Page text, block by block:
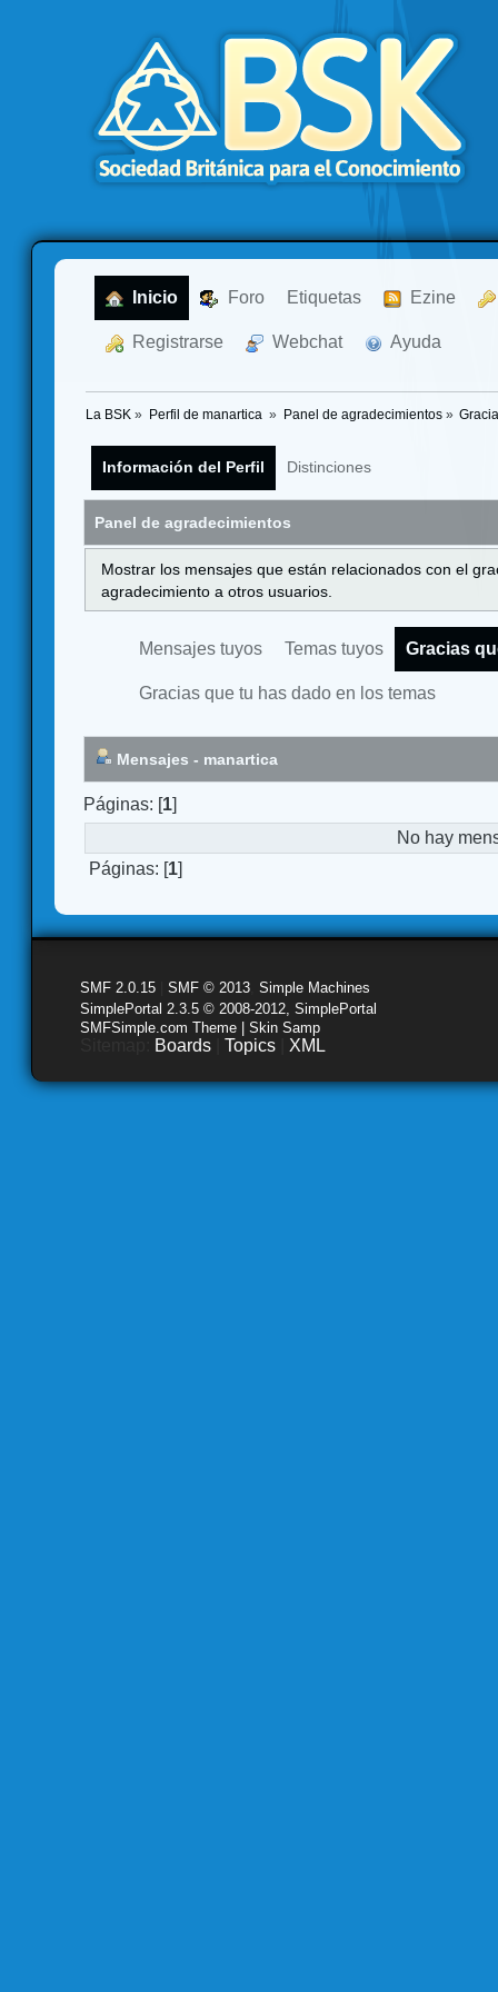
Inicio Foro Etiquetas Ezine
Registrarse Webchat Ayuda
La BSK » Perfil de manartica » Panel de agradecimientos»
Información del Perfil Distinciones
Panel de agradecimientos
Mostrar los mensajes que están relacionados con el
agradecimiento a otros usuarios.
Mensajes tuyos Temas tuyos Gracias
Gracias que tu has dado en los temas
Mensajes - manartica
Páginas: [1]
No hay
Páginas: [1]
SMF 2.0.15 SMF © 2013 Simple Machines
SimplePortal 2.3.5 © 2008-2012, SimplePortal
SMFSimple.com Theme | Skin Samp
Boards Topics XML